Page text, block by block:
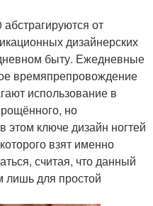
от
дизайнерских
быту. Ежедневные
времяпрепровождение
использование в
но
этом ключе дизайн ногтей
взят именно
считая, что данный
лишь для простой